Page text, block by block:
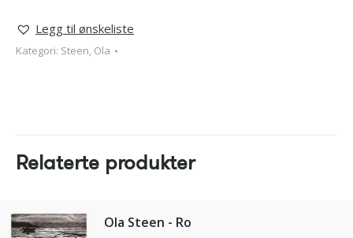
Legg til ønskeliste
Kategori: Steen, Ola
Relaterte produkter
Ola Steen - Ro